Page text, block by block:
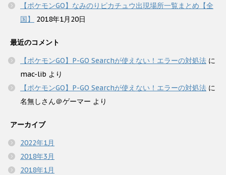
【ポケモンGO】なみのりピカチュウ出現場所一覧まとめ【全
国】
2018年1月20日
最近のコメント
【ポケモンGO】P-GO Searchが使えない！エラーの対処法 に
mac-lib より
【ポケモンGO】P-GO Searchが使えない！エラーの対処法 に
名無しさん＠ゲーマー より
アーカイブ
2022年1月
2018年3月
2018年1月